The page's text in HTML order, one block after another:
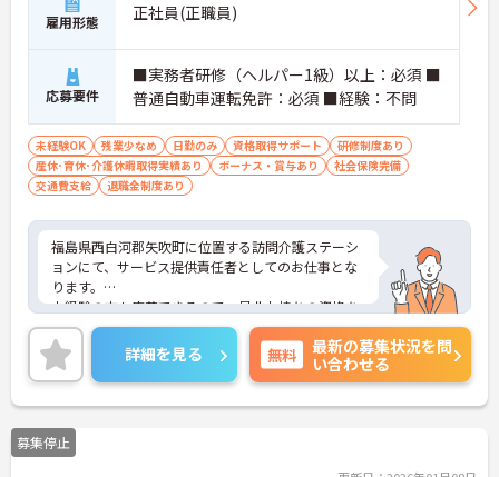
雇用形態 正社員(正職員)
応募要件
■実務者研修（ヘルパー1級）以上：必須 ■
普通自動車運転免許：必須 ■経験：不問
未経験OK 残業少なめ 日勤のみ 資格取得サポート
研修制度あり
産休･育休･介護休暇取得実績あり
ボーナス・賞与あり
社会保険完備
交通費支給
退職金制度あり
福島県西白河郡矢吹町に位置する訪問介護ステーシ
ョンにて、サービス提供責任者としてのお仕事とな
ります。
未経験の方も応募できるので、是非お持ちの資格を
活かしてお仕事してみませんか？研修制度や資格取
得支援制度などありますので、ご自身の更なるスキ
ルアップも目指せます♪
ご興味ある方は面接ポイントをお伝えしますので、
お気軽にお問い合わせください♪
詳細を見る 無料
最新の募集状況を問
い合わせる
募集停止